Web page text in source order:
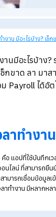
าทำงาน มีอะไรบ้า
ำงานมีอะไ
ช็กขาด ลา
อม Payroll